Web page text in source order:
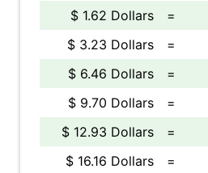
$ 1.62 Dollars
=
$ 3.23 Dollars
=
$ 6.46 Dollars
=
$ 9.70 Dollars
=
$ 12.93 Dollars
=
$ 16.16 Dollars
=